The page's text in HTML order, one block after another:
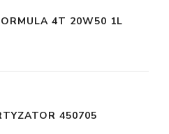
4T 20W50 1L
450705